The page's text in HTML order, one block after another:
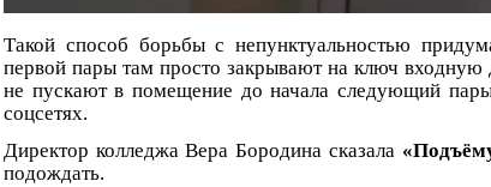
Такой способ борьбы с непунктуальностью
первой пары там просто закрывают на ключ
не пускают в помещение до начала следующий
соцсетях.
Директор колледжа Вера Бородина сказала
подождать.